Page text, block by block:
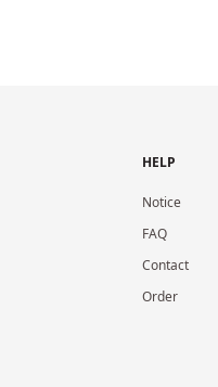
HELP
Notice
FAQ
Contact
Order